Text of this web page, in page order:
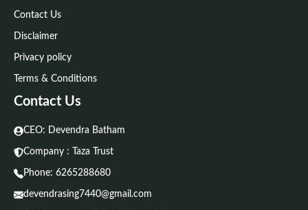
Contact Us
Disclaimer
Privacy policy
Terms & Conditions
Contact Us
CEO: Devendra Batham
Company : Taza Trust
Phone: 6265288680
devendrasing7440@gmail.com